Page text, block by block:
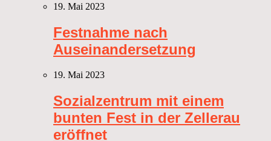
19. Mai 2023
Festnahme nach
Auseinandersetzung
19. Mai 2023
Sozialzentrum mit einem
bunten Fest in der Zellerau
eröffnet